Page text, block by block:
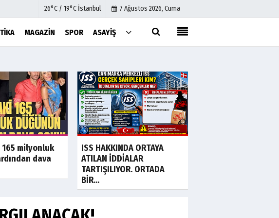
26°C / 19°C İstanbul 7 Ağustos 2026, Cuma
MAGAZIN SPOR ASAYIŞ
İletişim
Çerez Politikası
Gizlilik İlkeleri
Son Dakika
165 milyonluk
dava
Son Dakika
ISS HAKKINDA ORTAYA
ATILAN İDDİALAR
TARTIŞILIYOR. ORTADA
BİR...